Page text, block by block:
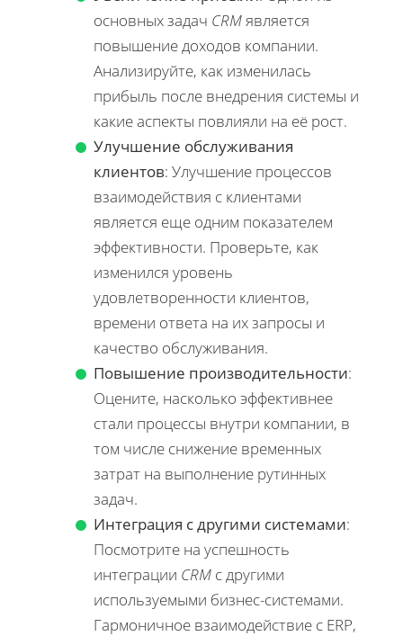
основных задач CRMявляется
повышение доходов компании.
Анализируйте, как изменилась
прибыль после внедрения системы и
какие аспекты повлияли на её рост.
Улучшение обслуживания
клиентов: Улучшение процессов
взаимодействия с клиентами
является еще одним показателем
эффективности. Проверьте, как
изменился уровень
удовлетворенности клиентов,
времени ответа на их запросы и
качество обслуживания.
Повышение производительности:
Оцените, насколько эффективнее
стали процессы внутри компании, в
том числе снижение временных
затрат на выполнение рутинных
задач.
Интеграция с другими системами:
Посмотрите на успешность
интеграции CRM с другими
используемыми бизнес-системами.
Гармоничное взаимодействие с ERP,